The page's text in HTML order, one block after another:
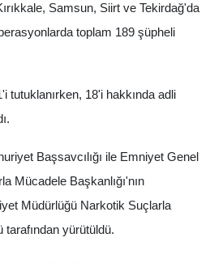
Samsun, Siirt ve Tekirdağ'da
toplam 189 şüpheli
tutuklanırken, 18'i hakkında adli
Başsavcılığı ile Emniyet Genel
Mücadele Başkanlığı'nın
Müdürlüğü Narkotik Suçlarla
yürütüldü.